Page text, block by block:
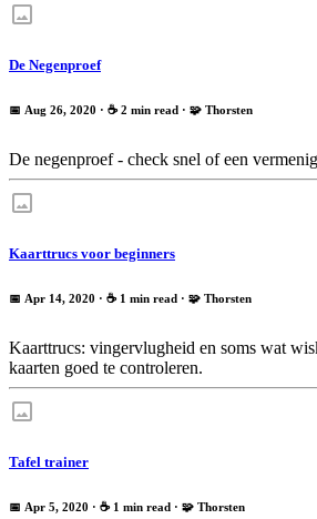
De Negenproef
📅 Aug 26, 2020 · ☕ 2 min read · 🧩 Thorsten
De negenproef - check snel of een
Kaarttrucs voor beginners
📅 Apr 14, 2020 · ☕ 1 min read · 🧩 Thorsten
Kaarttrucs: vingervlugheid en soms wat
kaarten goed te controleren.
Tafel trainer
📅 Apr 5, 2020 · ☕ 1 min read · 🧩 Thorsten